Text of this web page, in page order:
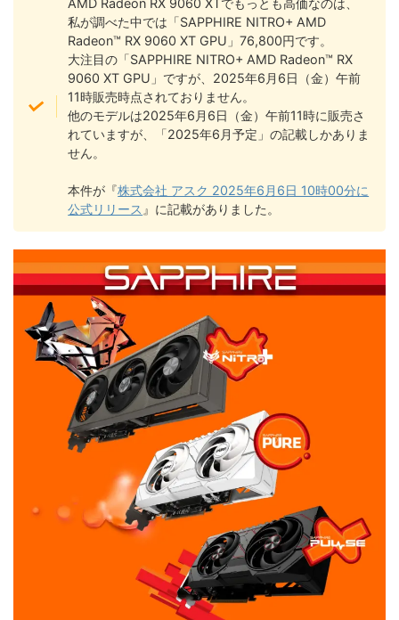
AMD Radeon RX 9060 XTでもっとも高価なのは、
私が調べた中では「SAPPHIRE NITRO+ AMD
Radeon™ RX 9060 XT GPU」76,800円です。
大注目の「SAPPHIRE NITRO+ AMD Radeon™ RX
9060 XT GPU」ですが、2025年6月6日（金）午前
11時販売時点されておりません。
他のモデルは2025年6月6日（金）午前11時に販売さ
れていますが、「2025年6月予定」の記載しかありま
せん。
本件が『株式会社 アスク 2025年6月6日 10時00分に
公式リリース 』に記載がありました。